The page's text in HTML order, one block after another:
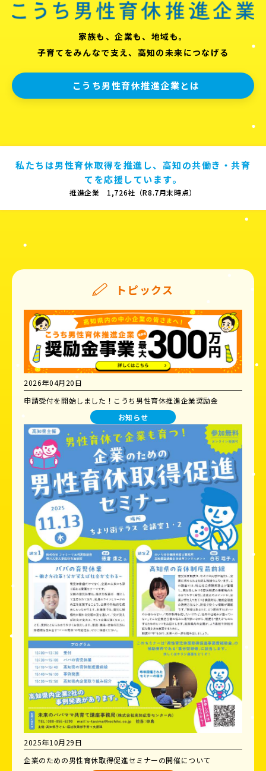
家族も、企業も、地域も。
子育てをみんなで支え、高知の未来につなげる
こうち男性育休推進企業とは
私たちは男性育休取得を推進し、高知の共働き・共育
てを応援しています。
推進企業 1,726社（R8.7月末時点）
トピックス
2026年04月20日
申請受付を開始しました！こうち男性育休推進企業奨励金
お知らせ
2025年10月29日
企業のための男性育休取得促進セミナーの開催について